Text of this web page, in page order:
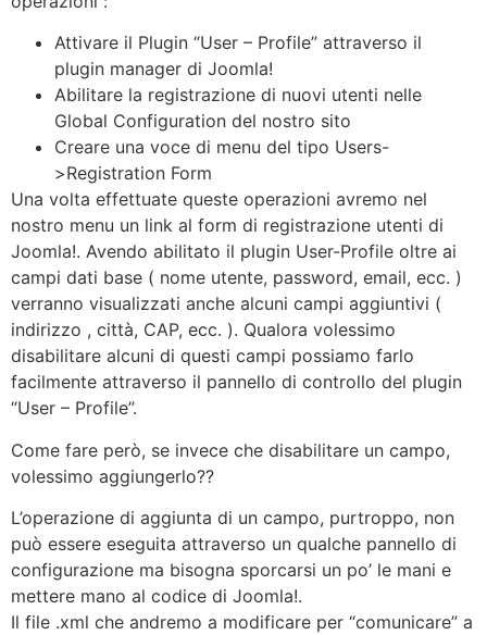
Attivare il Plugin “User – Profile” attraverso il
plugin manager di Joomla!
Abilitare la registrazione di nuovi utenti nelle
Global Configuration del nostro sito
Creare una voce di menu del tipo Users-
>Registration Form
Una volta effettuate queste operazioni avremo nel
nostro menu un link al form di registrazione utenti di
Joomla!. Avendo abilitato il plugin User-Profile oltre ai
campi dati base ( nome utente, password, email, ecc. )
verranno visualizzati anche alcuni campi aggiuntivi (
indirizzo , città, CAP, ecc. ). Qualora volessimo
disabilitare alcuni di questi campi possiamo farlo
facilmente attraverso il pannello di controllo del plugin
“User – Profile”.
Come fare però, se invece che disabilitare un campo,
volessimo aggiungerlo??
L’operazione di aggiunta di un campo, purtroppo, non
può essere eseguita attraverso un qualche pannello di
configurazione ma bisogna sporcarsi un po’ le mani e
mettere mano al codice di Joomla!.
Il file .xml che andremo a modificare per “comunicare” a